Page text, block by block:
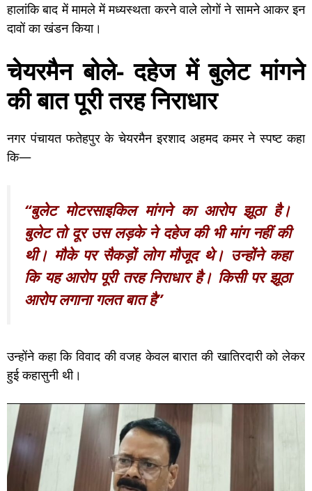
हालांकि बाद में मामले में मध्यस्थता करने वाले लोगों ने सामने आकर इन
दावों का खंडन किया।
चेयरमैन बोले- दहेज में बुलेट मांगने
की बात पूरी तरह निराधार
नगर पंचायत फतेहपुर के चेयरमैन इरशाद अहमद कमर ने स्पष्ट कहा
कि—
“बुलेट मोटरसाइकिल मांगने का आरोप झूठा है।
बुलेट तो दूर उस लड़के ने दहेज की भी मांग नहीं की
थी। मौके पर सैकड़ों लोग मौजूद थे। उन्होंने कहा
कि यह आरोप पूरी तरह निराधार है। किसी पर झूठा
आरोप लगाना गलत बात है”
उन्होंने कहा कि विवाद की वजह केवल बारात की खातिरदारी को लेकर
हुई कहासुनी थी।